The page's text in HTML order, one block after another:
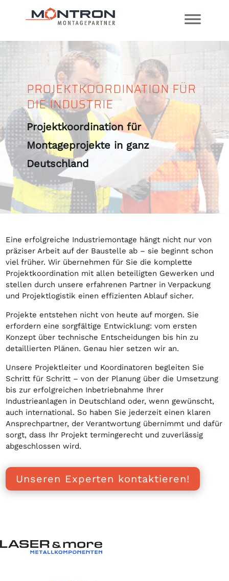
PROJEKTKOORDINATION FÜR
DIE INDUSTRIE
Projektkoordination für
Montageprojekte in ganz
Deutschland
Eine erfolgreiche Industriemontage hängt nicht nur von
präziser Arbeit auf der Baustelle ab – sie beginnt schon
viel früher. Wir übernehmen für Sie die komplette
Projektkoordination mit allen beteiligten Gewerken und
stellen durch unsere erfahrenen Partner in Verpackung
und Projektlogistik einen effizienten Ablauf sicher.
Projekte entstehen nicht von heute auf morgen. Sie
erfordern eine sorgfältige Entwicklung: vom ersten
Konzept über technische Entscheidungen bis hin zu
detaillierten Plänen. Genau hier setzen wir an.
Unsere Projektleiter und Koordinatoren begleiten Sie
Schritt für Schritt – von der Planung über die Umsetzung
bis zur erfolgreichen Inbetriebnahme Ihrer
Industrieanlagen in Deutschland oder, wenn gewünscht,
auch international. So haben Sie jederzeit einen klaren
Ansprechpartner, der Verantwortung übernimmt und dafür
sorgt, dass Ihr Projekt termingerecht und zuverlässig
abgeschlossen wird.
Unseren Experten kontaktieren!